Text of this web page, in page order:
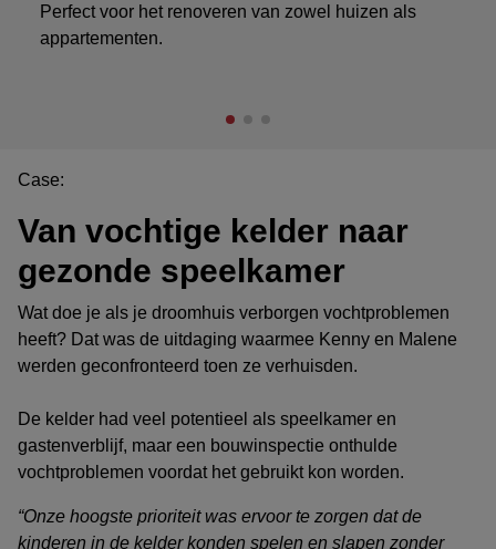
Perfect voor het renoveren van zowel huizen als
appartementen.
Case:
Van vochtige kelder naar
gezonde speelkamer
Wat doe je als je droomhuis verborgen vochtproblemen
heeft? Dat was de uitdaging waarmee Kenny en Malene
werden geconfronteerd toen ze verhuisden.
De kelder had veel potentieel als speelkamer en
gastenverblijf, maar een bouwinspectie onthulde
vochtproblemen voordat het gebruikt kon worden.
“Onze hoogste prioriteit was ervoor te zorgen dat de
kinderen in de kelder konden spelen en slapen zonder